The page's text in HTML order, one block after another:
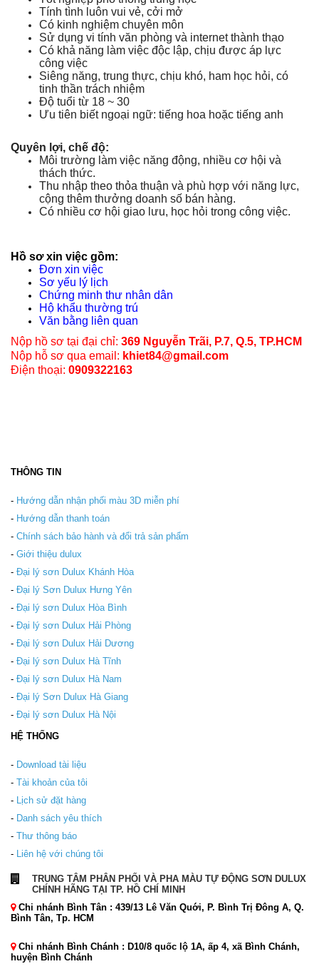
Tính tình luôn vui vẻ, cởi mở
Có kinh nghiệm chuyên môn
Sử dụng vi tính văn phòng và internet thành thạo
Có khả năng làm việc độc lập, chịu được áp lực
công việc
Siêng năng, trung thực, chịu khó, ham học hỏi, có
tinh thần trách nhiệm
Độ tuổi từ 18 ~ 30
Ưu tiên biết ngoại ngữ: tiếng hoa hoặc tiếng anh
Quyên lợi, chế độ:
Môi trường làm việc năng động, nhiều cơ hội và
thách thức.
Thu nhập theo thỏa thuận và phù hợp với năng lực,
cộng thêm thưởng doanh số bán hàng.
Có nhiều cơ hội giao lưu, học hỏi trong công việc.
Hồ sơ xin việc gồm:
Đơn xin việc
Sơ yếu lý lịch
Chứng minh thư nhân dân
Hộ khẩu thường trú
Văn bằng liên quan
Nộp hồ sơ tại đại chỉ: 369 Nguyễn Trãi, P.7, Q.5, TP.HCM
Nộp hỗ sơ qua email: khiet84@gmail.com
Điện thoại: 0909322163
THÔNG TIN
- Hướng dẫn nhận phối màu 3D miễn phí
- Hướng dẫn thanh toán
- Chính sách bảo hành và đổi trả sản phẩm
- Giới thiệu dulux
- Đại lý sơn Dulux Khánh Hòa
- Đại lý Sơn Dulux Hưng Yên
- Đại lý sơn Dulux Hòa Bình
- Đại lý sơn Dulux Hải Phòng
- Đại lý sơn Dulux Hải Dương
- Đại lý sơn Dulux Hà Tĩnh
- Đại lý sơn Dulux Hà Nam
- Đại lý Sơn Dulux Hà Giang
- Đại lý sơn Dulux Hà Nội
HỆ THỐNG
- Download tài liệu
- Tài khoản của tôi
-
Lịch sử đặt hàng
- Danh sách yêu thích
- Thư thông báo
-
Liên hệ với chúng tôi
TRUNG TÂM PHÂN PHỐI VÀ PHA MÀU TỰ ĐỘNG SƠN DULUX
CHÍNH HÃNG TẠI TP. HỒ CHÍ MINH
Chi nhánh Bình Tân : 439/13 Lê Văn Quới, P. Bình Trị Đông A, Q.
Bình Tân, Tp. HCM
Chi nhánh Bình Chánh : D10/8 quốc lộ 1A, ấp 4, xã Bình Chánh,
huyện Bình Chánh